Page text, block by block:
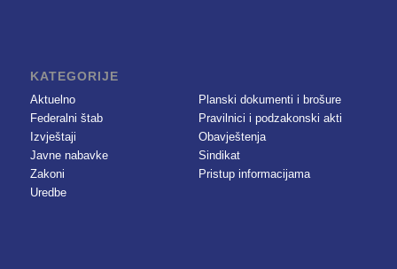
KATEGORIJE
Aktuelno
Federalni štab
Izvještaji
Javne nabavke
Zakoni
Uredbe
Planski dokumenti i brošure
Pravilnici i podzakonski akti
Obavještenja
Sindikat
Pristup informacijama